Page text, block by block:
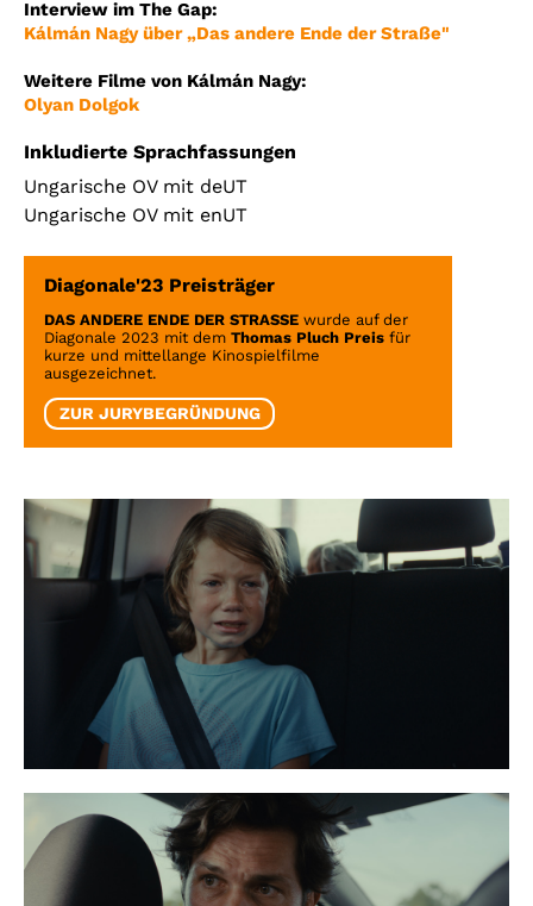
Interview im The Gap:
Kálmán Nagy über „Das andere Ende der Straße"
Weitere Filme von Kálmán Nagy:
Olyan Dolgok
Inkludierte Sprachfassungen
Ungarische OV mit deUT
Ungarische OV mit enUT
Diagonale'23 Preisträger
DAS ANDERE ENDE DER STRASSE wurde auf der
Diagonale 2023 mit dem Thomas Pluch Preis für
kurze und mittellange Kinospielfilme
ausgezeichnet.
ZUR JURYBEGRÜNDUNG